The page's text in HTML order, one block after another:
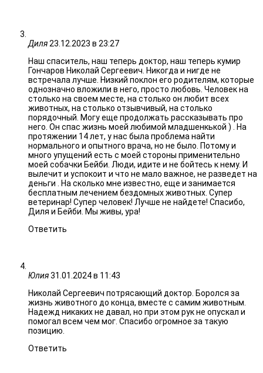
Диля 23.12.2023 в 23:27
Наш спаситель, наш теперь доктор, наш теперь кумир
Гончаров Николай Сергеевич. Никогда и нигде не
встречала лучше. Низкий поклон его родителям, которые
однозначно вложили в него, просто любовь. Человек на
столько на своем месте, на столько он любит всех
животных, на столько отзывчивый, на столько
порядочный. Могу еще продолжать рассказывать про
него. Он спас жизнь моей любимой младшенкькой ) . На
протяжении 14 лет, у нас была проблема найти
нормального и опытного врача, но не было. Потому и
много упущений есть с моей стороны применительно
моей собачки Бейби. Люди, идите и не бойтесь к нему. И
вылечит и успокоит и что не мало важное, не разведет на
деньги . На сколько мне известно, еще и занимается
бесплатным лечением бездомных животных. Супер
ветеринар! Супер человек! Лучше не найдете! Спасибо,
Диля и Бейби. Мы живы, ура!
Ответить
Юлия31.01.2024 в 11:43
Николай Сергеевич потрясающий доктор. Боролся за
жизнь животного до конца, вместе с самим животным.
Надежд никаких не давал, но при этом рук не опускал и
помогал всем чем мог. Спасибо огромное за такую
позицию.
Ответить